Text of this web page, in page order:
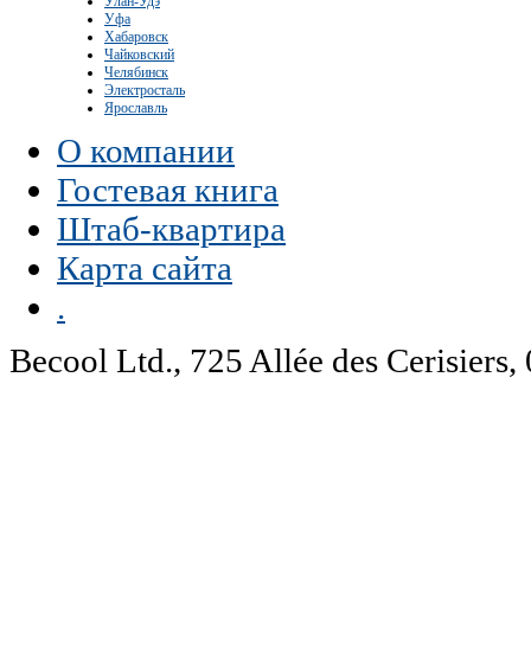
Уфа
Хабаровск
Чайковский
Челябинск
Электросталь
Ярославль
О компании
Гостевая книга
Штаб-квартира
Карта сайта
.
Becool Ltd., 725 Allée des